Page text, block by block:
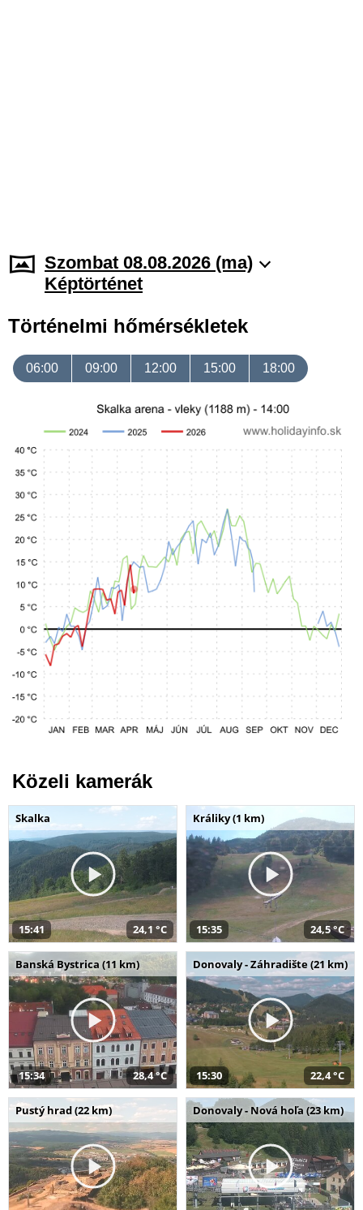
Szombat 08.08.2026 (ma)
Képtörténet
Történelmi hőmérsékletek
06:00 09:00 12:00 15:00 18:00
Közeli kamerák
Skalka
15:41 24,1 °C
Králiky (1 km)
15:35 24,5 °C
Banská Bystrica (11 km)
15:34 28,4 °C
Donovaly - Záhradište (21 km)
15:30 22,4 °C
Pustý hrad (22 km) Donovaly - Nová hoľa (23 km)